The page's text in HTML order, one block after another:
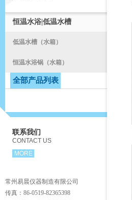
恒温水浴|低温水槽
低温水槽（水箱）
恒温水浴锅（水箱）
全部产品列表
联系我们
CONTACT US
MORE
常州易晨仪器制造有限公司
传真：86-0519-82365398